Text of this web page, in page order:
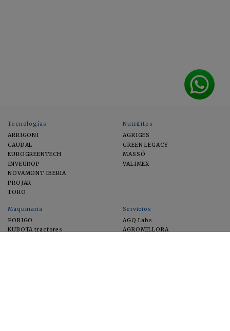
Tecnologías
ARRIGONI
CAUDAL
EUROGREENTECH
INVEUROP
NOVAMONT IBERIA
PROJAR
TORO
Nutrifitos
AGRIGES
GREEN LEGACY
MASSÓ
VALIMEX
Maquinaria
FORIGO
KUBOTA tractores
Servicios
AGQ Labs
AGROMILLORA